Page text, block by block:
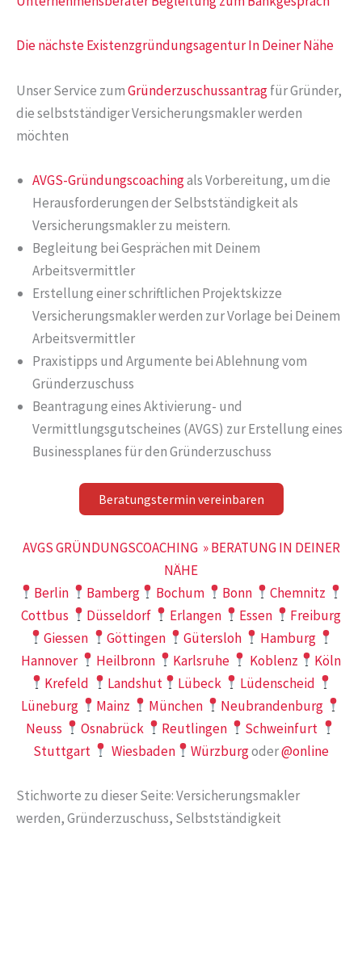
Die nächste Existenzgründungsagentur In Deiner Nähe
Unser Service zumGründerzuschussantragfür Gründer,
die selbstständiger Versicherungsmakler werden
möchten
AVGS-Gründungscoachingals Vorbereitung, um die
Herausforderungen der Selbstständigkeit als
Versicherungsmakler zu meistern.
Begleitung bei Gesprächen mit Deinem
Arbeitsvermittler
Erstellung einer schriftlichen Projektskizze
Versicherungsmakler werden zur Vorlage bei Deinem
Arbeitsvermittler
Praxistipps und Argumente bei Ablehnung vom
Gründerzuschuss
Beantragung eines Aktivierung- und
Vermittlungsgutscheines (AVGS) zur Erstellung eines
Businessplanes für den Gründerzuschuss
Beratungstermin vereinbaren
AVGS GRÜNDUNGSCOACHING » BERATUNG IN DEINER
NÄHE
Berlin
Bamberg Bochum Bonn
Chemnitz
Cottbus
Düsseldorf Erlangen Essen
Freiburg
Giessen
Göttingen Gütersloh
Hamburg
Hannover
Heilbronn Karlsruhe Koblenz
Köln
Krefeld
Landshut Lübeck
Lüdenscheid
Lüneburg
Mainz München
Neubrandenburg
Neuss
Osnabrück Reutlingen
Schweinfurt
Stuttgart
Wiesbaden Würzburgoder@online
Stichworte zu dieser Seite: Versicherungsmakler
werden, Gründerzuschuss, Selbstständigkeit